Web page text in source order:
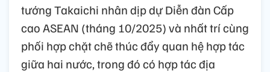
tướng Takaichi nhân dịp dự Diễn đàn Cấp
cao ASEAN (tháng 10/2025) và nhất trí cùng
phối hợp chặt chẽ thúc đẩy quan hệ hợp tác
giữa hai nước, trong đó có hợp tác địa